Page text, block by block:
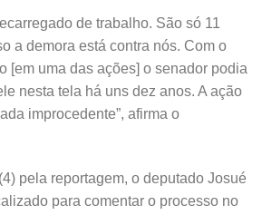
de trabalho. São só 11
a demora está contra nós. Com o
[em uma das ações] o senador podia
nesta tela há uns dez anos. A ação
improcedente”, afirma o
pela reportagem, o deputado Josué
para comentar o processo no